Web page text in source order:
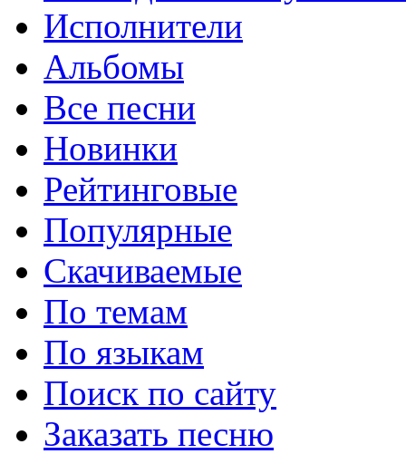
Исполнители
Альбомы
Все песни
Новинки
Рейтинговые
Популярные
Скачиваемые
По темам
По языкам
Поиск по сайту
Заказать песню